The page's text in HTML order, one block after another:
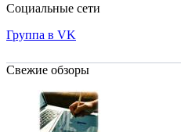
Социальные сети
Группа в VK
Свежие обзоры